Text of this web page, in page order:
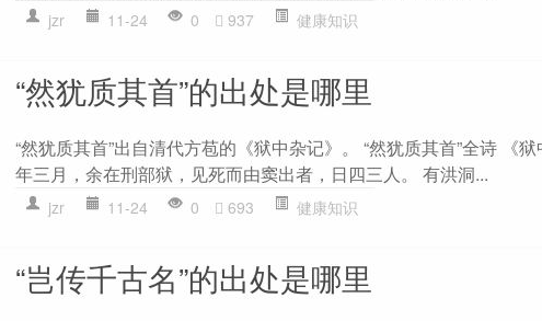
jzr 11-24 0 937 健康知识
“然犹质其首”的出处是哪里
“然犹质其首”出自清代方苞的《狱中杂记》。 “然犹质其首”全诗 《
年三月，余在刑部狱，见死而由窦出者，日四三人。 有洪洞...
jzr 11-24 0 693 健康知识
“岂传千古名”的出处是哪里